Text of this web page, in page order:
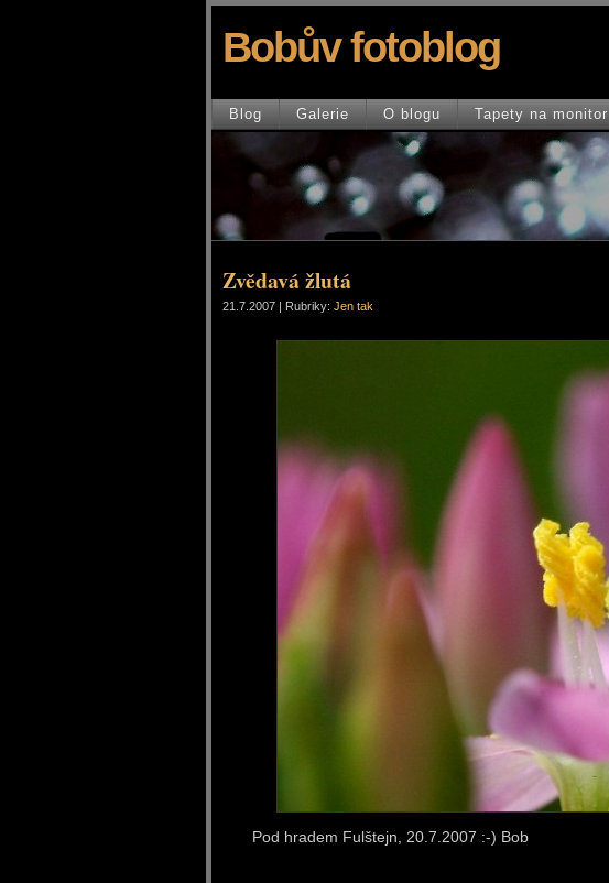
Bobův fotoblog
Blog Galerie O blogu Tapety na monitor
Zvědavá žlutá
21.7.2007 | Rubriky: Jen tak
Pod hradem Fulštejn, 20.7.2007 :-) Bob